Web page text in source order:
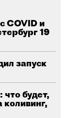
COVID и
19
запуск
будет,
коливинг,